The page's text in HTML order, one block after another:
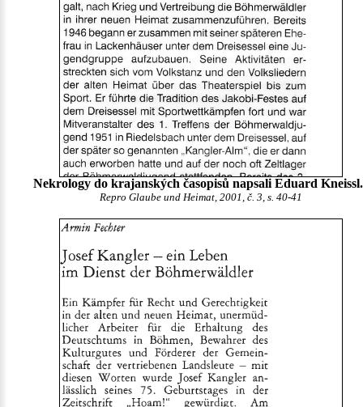
Nekrology do krajanských časopisů napsali Eduard
Repro Glaube und Heimat, 2001, č. 3, s. 40-41